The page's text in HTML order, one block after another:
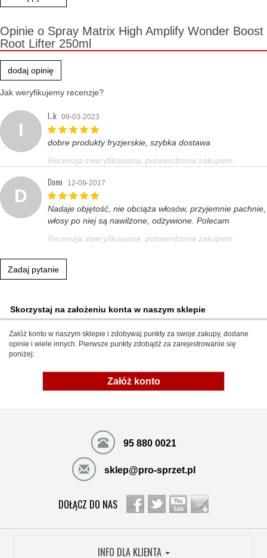
Opinie o Spray Matrix High Amplify Wonder Boost
Root Lifter 250ml
dodaj opinię
Jak weryfikujemy recenzje?
I
I..k 09-03-2023
dobre produkty fryzjerskie, szybka dostawa
Recenzja zweryfikowana, potwierdzona zakupem
D
Domi 12-09-2017
Nadaje objętość, nie obciąża włosów, przyjemnie pachnie,
włosy po niej są nawilżone, odżywione. Polecam
Recenzja zweryfikowana, potwierdzona zakupem
Zadaj pytanie
Skorzystaj na założeniu konta w naszym sklepie
Załóż konto w naszym sklepie i zdobywaj punkty za swoje zakupy, dodane
opinie i wiele innych. Pierwsze punkty zdobądź za zarejestrowanie się
poniżej:
Załóż konto
95 880 0021
sklep@pro-sprzet.pl
DOŁĄCZ DO NAS
INFO DLA KLIENTA